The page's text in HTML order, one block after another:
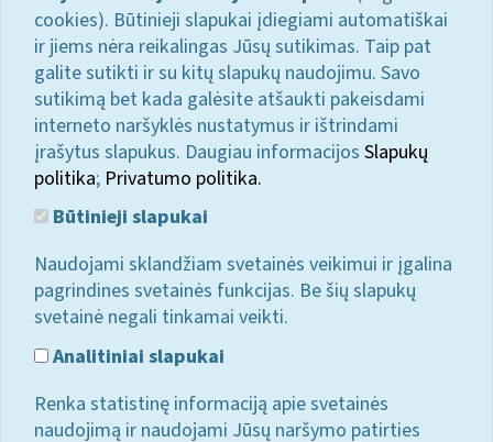
cookies). Būtinieji slapukai įdiegiami automatiškai
ir jiems nėra reikalingas Jūsų sutikimas. Taip pat
galite sutikti ir su kitų slapukų naudojimu. Savo
sutikimą bet kada galėsite atšaukti pakeisdami
interneto naršyklės nustatymus ir ištrindami
įrašytus slapukus. Daugiau informacijos Slapukų
politika; Privatumo politika.
Būtinieji slapukai
Naudojami sklandžiam svetainės veikimui ir įgalina
pagrindines svetainės funkcijas. Be šių slapukų
svetainė negali tinkamai veikti.
Analitiniai slapukai
Renka statistinę informaciją apie svetainės
naudojimą ir naudojami Jūsų naršymo patirties